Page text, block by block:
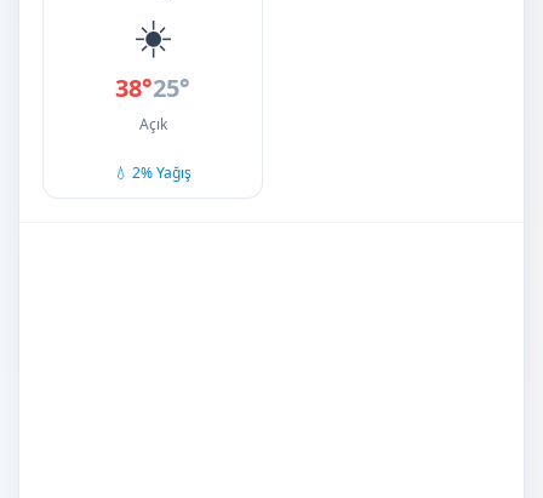
☀️
38°25°
Açık
💧 2% Yağış